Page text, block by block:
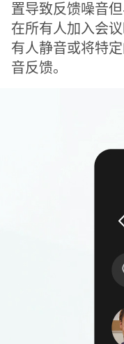
置导致反馈噪音
在所有人加入会
有人静音或将特
音反馈。